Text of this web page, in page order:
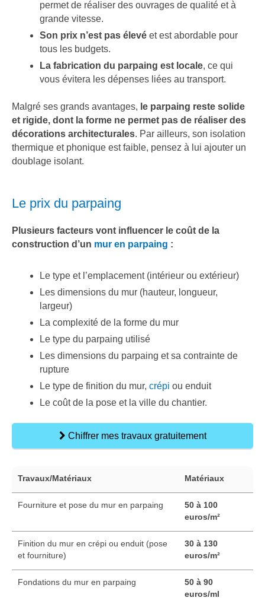
permet de réaliser des ouvrages de qualité et à
grande vitesse.
Son prix n’est pas élevé et est abordable pour
tous les budgets.
La fabrication du parpaing est locale, ce qui
vous évitera les dépenses liées au transport.
Malgré ses grands avantages, le parpaing reste solide
et rigide, dont la forme ne permet pas de réaliser des
décorations architecturales. Par ailleurs, son isolation
thermique et phonique est faible, pensez à lui ajouter un
doublage isolant.
Le prix du parpaing
Plusieurs facteurs vont influencer le coût de la
construction d’un mur en parpaing :
Le type et l’emplacement (intérieur ou extérieur)
Les dimensions du mur (hauteur, longueur,
largeur)
La complexité de la forme du mur
Le type du parpaing utilisé
Les dimensions du parpaing et sa contrainte de
rupture
Le type de finition du mur, crépi ou enduit
Le coût de la pose et la ville du chantier.
Chiffrer mes travaux gratuitement
Travaux/Matériaux Matériaux
Fourniture et pose du mur en parpaing
50 à 100
euros/m²
Finition du mur en crépi ou enduit (pose
et fourniture)
30 à 130
euros/m²
Fondations du mur en parpaing
50 à 90
euros/ml